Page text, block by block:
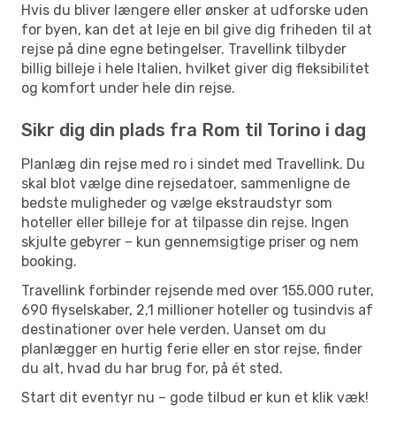
Hvis du bliver længere eller ønsker at udforske uden
for byen, kan det at leje en bil give dig friheden til at
rejse på dine egne betingelser. Travellink tilbyder
billig billeje i hele Italien, hvilket giver dig fleksibilitet
og komfort under hele din rejse.
Sikr dig din plads fra Rom til Torino i dag
Planlæg din rejse med ro i sindet med Travellink. Du
skal blot vælge dine rejsedatoer, sammenligne de
bedste muligheder og vælge ekstraudstyr som
hoteller eller billeje for at tilpasse din rejse. Ingen
skjulte gebyrer – kun gennemsigtige priser og nem
booking.
Travellink forbinder rejsende med over 155.000 ruter,
690 flyselskaber, 2,1 millioner hoteller og tusindvis af
destinationer over hele verden. Uanset om du
planlægger en hurtig ferie eller en stor rejse, finder
du alt, hvad du har brug for, på ét sted.
Start dit eventyr nu – gode tilbud er kun et klik væk!